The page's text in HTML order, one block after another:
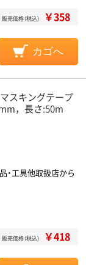
販売価格（税込） ￥358
カゴへ
スキングテープ
，長さ:50m
・工具他取扱店から
販売価格（税込） ￥418